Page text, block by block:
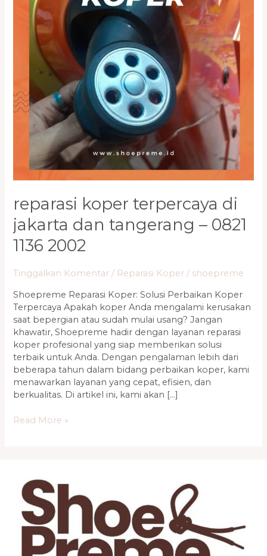
reparasi koper terpercaya di
jakarta dan tangerang – 0821
1136 2002
Tinggalkan Komentar / Reparasi Koper / shoepreme
Shoepreme Reparasi Koper: Solusi Perbaikan Koper
Terpercaya Apakah koper Anda mengalami kerusakan
saat bepergian atau sudah mulai usang? Jangan
khawatir, Shoepreme hadir dengan layanan reparasi
koper profesional yang siap memberikan solusi
terbaik untuk Anda. Dengan pengalaman lebih dari
beberapa tahun dalam bidang perbaikan koper, kami
menawarkan layanan yang cepat, efisien, dan
berkualitas. Di artikel ini, kami akan […]
Tangerang
Read More »